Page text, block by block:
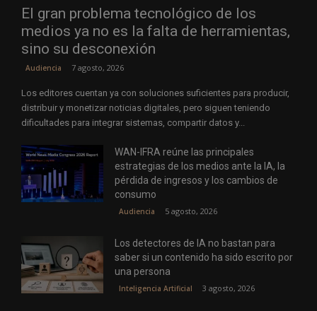
El gran problema tecnológico de los
medios ya no es la falta de herramientas,
sino su desconexión
Audiencia 7 agosto, 2026
Los editores cuentan ya con soluciones suficientes para producir,
distribuir y monetizar noticias digitales, pero siguen teniendo
dificultades para integrar sistemas, compartir datos y...
WAN-IFRA reúne las principales
estrategias de los medios ante la IA, la
pérdida de ingresos y los cambios de
consumo
Audiencia 5 agosto, 2026
Los detectores de IA no bastan para
saber si un contenido ha sido escrito por
una persona
Inteligencia Artificial 3 agosto, 2026